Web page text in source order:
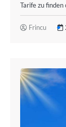
Tarife zu finden
Frincu